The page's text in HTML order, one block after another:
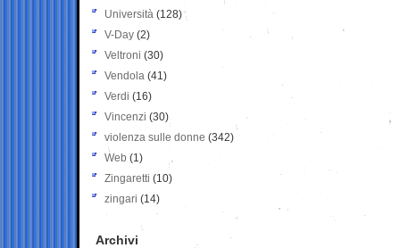
Università (128)
V-Day (2)
Veltroni (30)
Vendola (41)
Verdi (16)
Vincenzi (30)
violenza sulle donne (342)
Web (1)
Zingaretti (10)
zingari (14)
Archivi